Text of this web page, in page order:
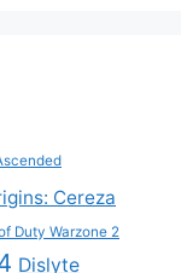
Cereza
Duty Warzone 2
Dislyte